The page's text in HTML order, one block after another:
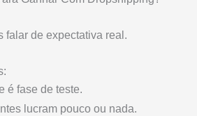
falar de expectativa real.
é fase de teste.
lucram pouco ou nada.